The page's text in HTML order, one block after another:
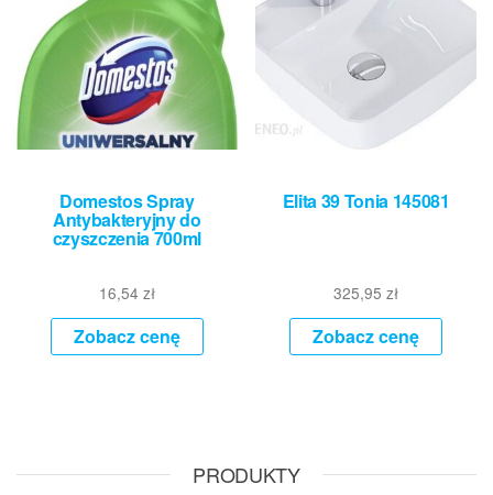
Domestos Spray
Antybakteryjny do
czyszczenia 700ml
16,54 zł
Zobacz cenę
Elita 39 Tonia 145081
325,95zł
Zobacz cenę
PRODUKTY